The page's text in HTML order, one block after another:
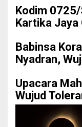
Kodim
Kartika Jaya
Babinsa
Nyadran,
Upacara
Wujud
Kota Binjai